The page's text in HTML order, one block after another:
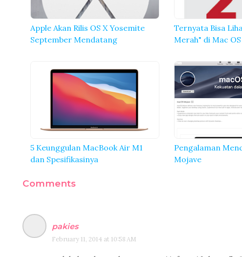
Apple Akan Rilis OS X Yosemite
September Mendatang
Ternyata Bisa
Merah" di Mac OS
5 Keunggulan MacBook Air M1
dan Spesifikasinya
Pengalaman
Mojave
Comments
pakies
February 11, 2014 at 10:58 AM